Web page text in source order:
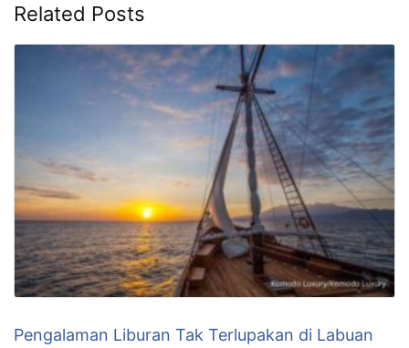
Related Posts
Pengalaman Liburan Tak Terlupakan di Labuan